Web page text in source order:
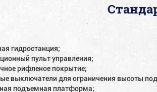
гидростанция;
пульт управления;
рифленое покрытие;
выключатели для ограничения высоты
подъемная платформа;